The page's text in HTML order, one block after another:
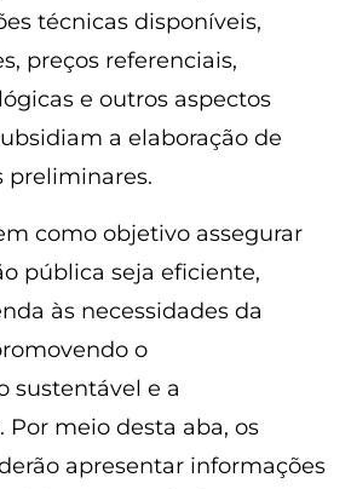
técnicas disponíveis,
preços referenciais,
e outros aspectos
a elaboração de
preliminares.
como objetivo assegurar
pública seja eficiente,
às necessidades da
o
sustentável e a
meio desta aba, os
apresentar informações